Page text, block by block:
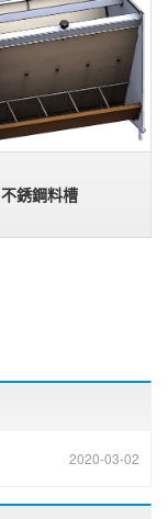
不銹鋼料槽
2020-03-02